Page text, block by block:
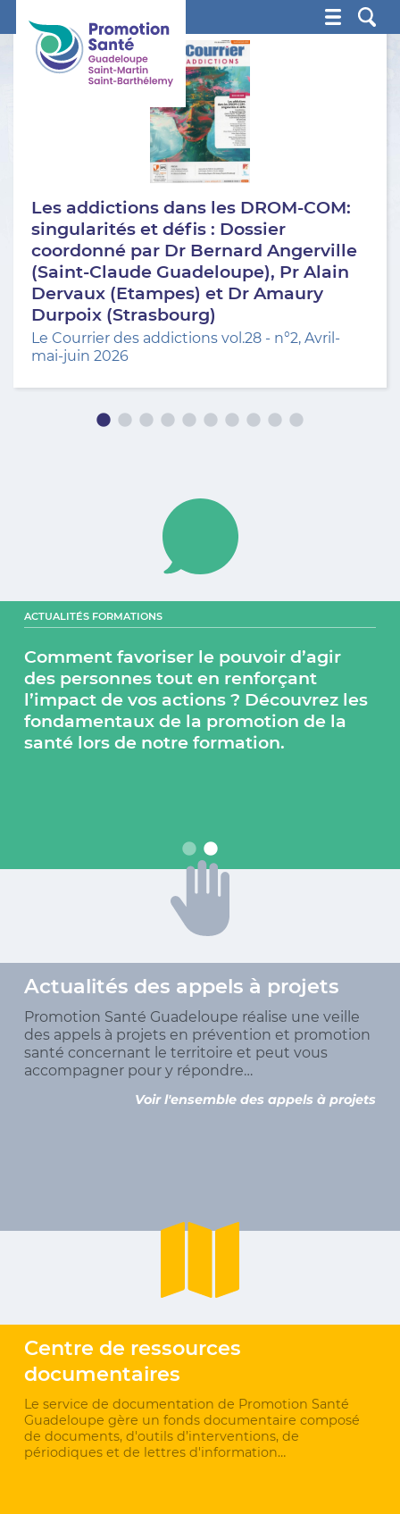
Promotion Santé Guadeloupe, Saint-Martin, Saint
Les addictions dans les DROM-COM:
singularités et défis : Dossier
coordonné par Dr Bernard Angerville
(Saint-Claude Guadeloupe), Pr Alain
Dervaux (Etampes) et Dr Amaury
Durpoix (Strasbourg)
Le Courrier des addictions vol.28 - n°2, Avril-
mai-juin 2026
Comment favoriser le pouvoir d’agir
des personnes tout en renforçant
l’impact de vos actions ? Découvrez les
fondamentaux de la promotion de la
santé lors de notre formation.
Actualités des appels à projets
Promotion Santé Guadeloupe réalise une veille
des appels à projets en prévention et promotion
santé concernant le territoire et peut vous
accompagner pour y répondre…
Centre de ressources
documentaires
Le service de documentation de Promotion Santé
Guadeloupe gère un fonds documentaire composé
de documents, d'outils d’interventions, de
périodiques et de lettres d'information…